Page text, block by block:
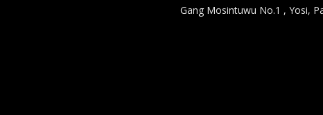
Gang Mosintuwu No.1 , Yosi,